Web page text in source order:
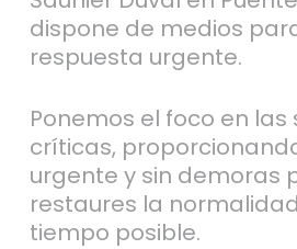
dispone de medios
respuesta urgente.
Ponemos el foco en las
críticas,
urgente y sin demoras
restaures la
tiempo posible.